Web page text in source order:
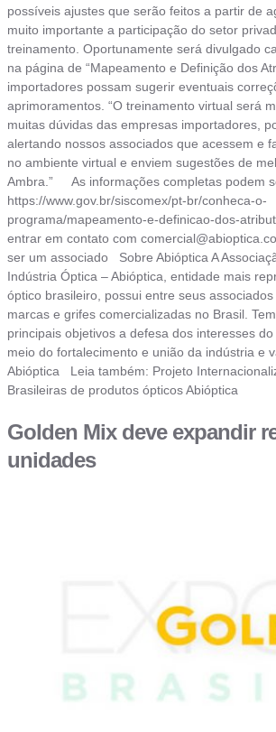
possíveis ajustes que serão feitos a partir de
muito importante a participação do setor
treinamento. Oportunamente será divulgado
na página de “Mapeamento e Definição dos
importadores possam sugerir eventuais
aprimoramentos. “O treinamento virtual será
muitas dúvidas das empresas importadores,
alertando nossos associados que acessem e
no ambiente virtual e enviem sugestões de
Ambra.” As informações completas podem
https://www.gov.br/siscomex/pt-br/conheca-o-
programa/mapeamento-e-definicao-dos-
entrar em contato com
ser um associado Sobre Abióptica A
Indústria Óptica – Abióptica, entidade mais
óptico brasileiro, possui entre seus
marcas e grifes comercializadas no Brasil.
principais objetivos a defesa dos interesses
meio do fortalecimento e união da indústria e
Abióptica Leia também: Projeto
Brasileiras de produtos ópticos Abióptica
Golden Mix deve expandir
unidades